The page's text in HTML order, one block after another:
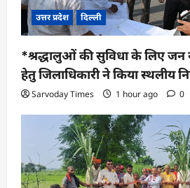
उत्तर प्रदेश दिल्ली
*श्रद्धालुओं की सुविधा के लिए जन
हेतु जिलाधिकारी ने किया स्थलीय
Sarvoday Times 1 hour ago 0